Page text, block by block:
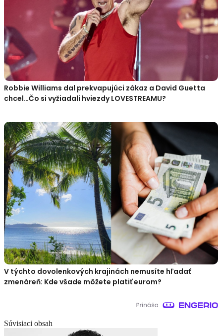
Robbie Williams dal prekvapujúci zákaz a David Guetta
chcel…Čo si vyžiadali hviezdy LOVESTREAMU?
V týchto dovolenkových krajinách nemusíte hľadať
zmenáreň: Kde všade môžete platiť eurom?
Súvisiaci obsah